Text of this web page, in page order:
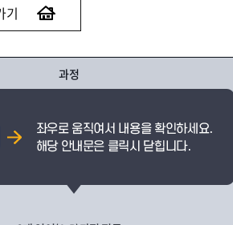
기
과정